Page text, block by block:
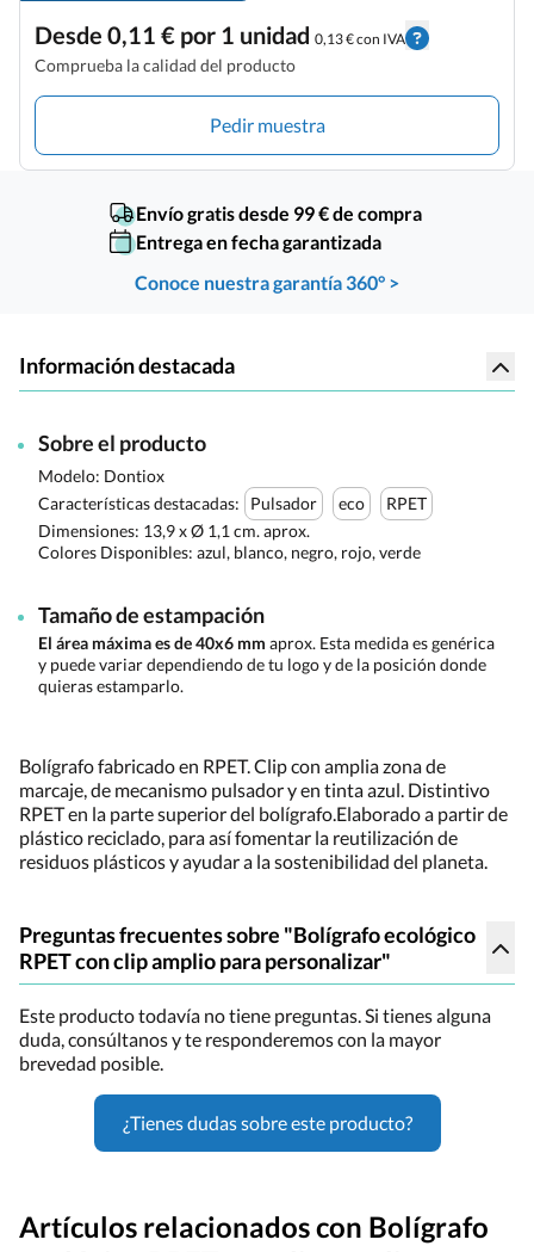
Desde 0,11 € por 1 unidad 0,13 € con IVA
Comprueba la calidad del producto
Pedir muestra
Envío gratis desde 99 € de compra
Entrega en fecha garantizada
Conoce nuestra garantía 360° >
Información destacada
Sobre el producto
Modelo: Dontiox
Características destacadas:
Pulsador eco
RPET
Dimensiones: 13,9 x Ø 1,1 cm. aprox.
Colores Disponibles: azul, blanco, negro, rojo, verde
Tamaño de estampación
El área máxima es de 40x6 mm aprox. Esta medida es genérica
y puede variar dependiendo de tu logo y de la posición donde
quieras estamparlo.
Bolígrafo fabricado en RPET. Clip con amplia zona de
marcaje, de mecanismo pulsador y en tinta azul. Distintivo
RPET en la parte superior del bolígrafo.Elaborado a partir de
plástico reciclado, para así fomentar la reutilización de
residuos plásticos y ayudar a la sostenibilidad del planeta.
Preguntas frecuentes sobre "Bolígrafo ecológico
RPET con clip amplio para personalizar"
Este producto todavía no tiene preguntas. Si tienes alguna
duda, consúltanos y te responderemos con la mayor
brevedad posible.
¿Tienes dudas sobre este producto?
Artículos relacionados con Bolígrafo